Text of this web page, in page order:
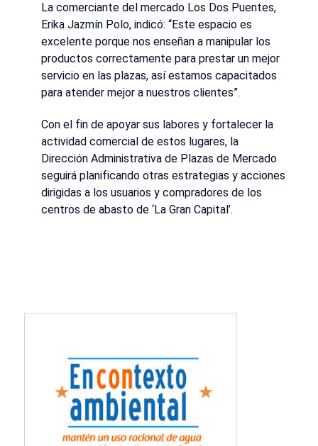
La comerciante del mercado Los Dos Puentes,
Erika Jazmín Polo, indicó: “Este espacio es
excelente porque nos enseñan a manipular los
productos correctamente para prestar un mejor
servicio en las plazas, así estamos capacitados
para atender mejor a nuestros clientes”.
Con el fin de apoyar sus labores y fortalecer la
actividad comercial de estos lugares, la
Dirección Administrativa de Plazas de Mercado
seguirá planificando otras estrategias y acciones
dirigidas a los usuarios y compradores de los
centros de abasto de ‘La Gran Capital’.